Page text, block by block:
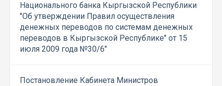
Национального банка Кыргызской Республики
"Об утверждении Правил осуществления
денежных переводов по системам денежных
переводов в Кыргызской Республике" от 15
июля 2009 года №30/6"
Постановление Кабинета Министров